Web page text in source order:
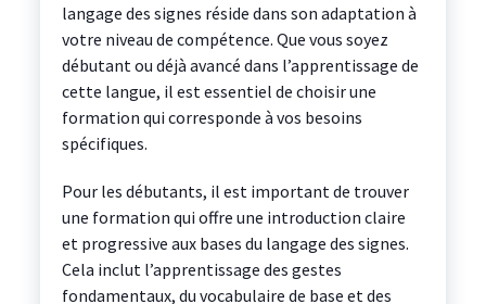
langage des signes réside dans son adaptation à
votre niveau de compétence. Que vous soyez
débutant ou déjà avancé dans l’apprentissage de
cette langue, il est essentiel de choisir une
formation qui corresponde à vos besoins
spécifiques.
Pour les débutants, il est important de trouver
une formation qui offre une introduction claire
et progressive aux bases du langage des signes.
Cela inclut l’apprentissage des gestes
fondamentaux, du vocabulaire de base et des